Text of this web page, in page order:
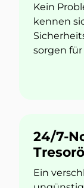
Kein
kennen
sorgen
24/7-
Ein